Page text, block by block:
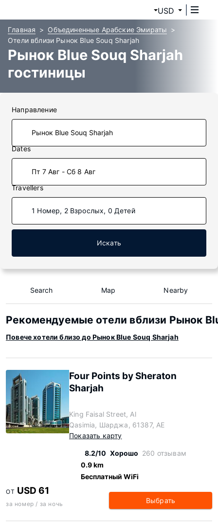
USD
Главная
Объединенные Арабские Эмираты
Отели вблизи Рынок Blue Souq Sharjah
Рынок Blue Souq Sharjah
гостиницы
Направление
Dates
Пт 7 Авг - Сб 8 Авг
Travellers
1 Номер, 2 Взрослых, 0 Детей
Искать
Search Map Nearby
Рекомендуемые отели вблизи Рынок
Повече хотели близо до Рынок Blue Souq Sharjah
Four Points by Sheraton
Sharjah
King Faisal Street, Al
Qasimia, Шарджа, 61387, AE
Показать карту
8.2/10 Хорошо 260 отзывам
0.9 km
Бесплатный WiFi
ОТ USD 61
за номер / за ночь Выбрать